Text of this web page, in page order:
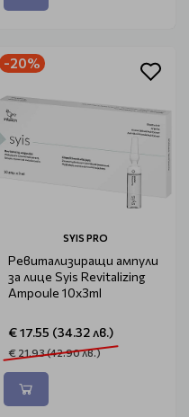
-20%
SYIS PRO
Ревитализиращи ампули
за лице Syis Revitalizing
Ampoule 10х3ml
€ 17.55 (34.32 лв.)
€ 21.93 (42.90 лв.)